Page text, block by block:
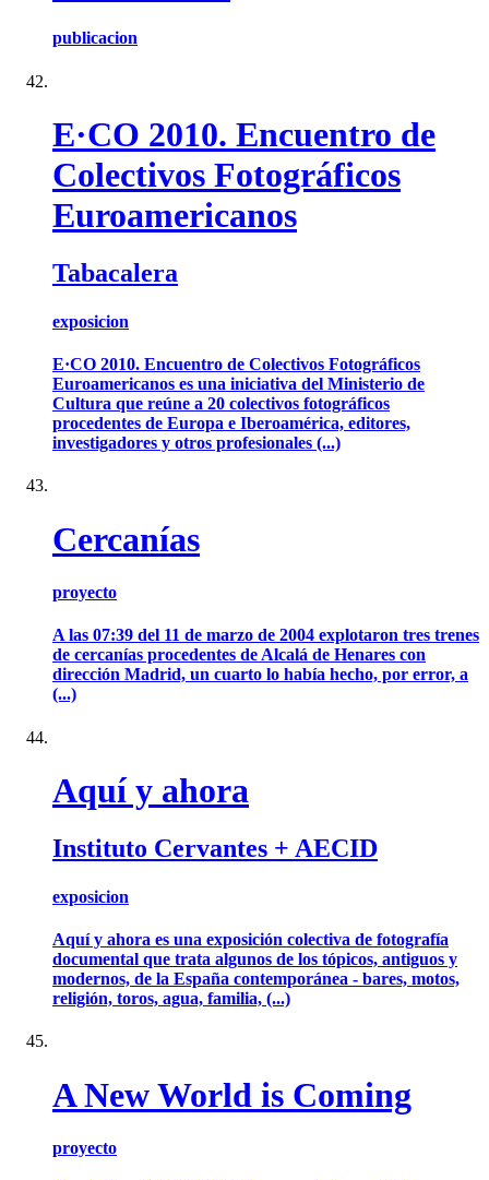
publicacion
E·CO 2010. Encuentro de
Colectivos Fotográficos
Euroamericanos
Tabacalera
exposicion
E·CO 2010. Encuentro de Colectivos Fotográficos
Euroamericanos es una iniciativa del Ministerio de
Cultura que reúne a 20 colectivos fotográficos
procedentes de Europa e Iberoamérica, editores,
investigadores y otros profesionales (...)
Cercanías
proyecto
A las 07:39 del 11 de marzo de 2004 explotaron tres trenes
de cercanías procedentes de Alcalá de Henares con
dirección Madrid, un cuarto lo había hecho, por error, a
(...)
Aquí y ahora
Instituto Cervantes + AECID
exposicion
Aquí y ahora es una exposición colectiva de fotografía
documental que trata algunos de los tópicos, antiguos y
modernos, de la España contemporánea - bares, motos,
religión, toros, agua, familia, (...)
A New World is Coming
proyecto